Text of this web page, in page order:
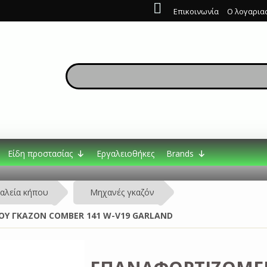
Επικοινωνία Ο
Είδη προστασίας Εργαλειοθήκες Brands
κήπου Μηχανές γκαζόν
COMBER 141 W-V19 GARLAND